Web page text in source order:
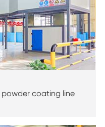
coating line